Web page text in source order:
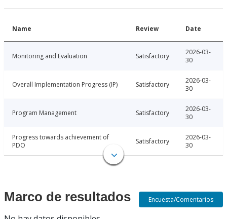
Name Review Date
Monitoring and Evaluation Satisfactory
2026-03-
30
Overall Implementation Progress (IP) Satisfactory
2026-03-
30
Program Management Satisfactory
2026-03-
30
Progress towards achievement of
PDO
Satisfactory
2026-03-
30
Marco de resultados Encuesta/Comentarios